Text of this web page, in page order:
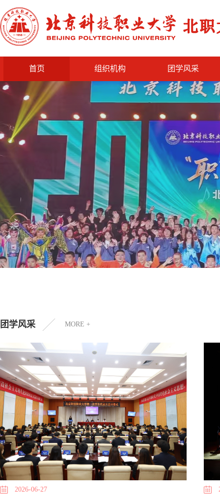
首页 组织机构 团学风采
团学风采 MORE +
2026-06-27